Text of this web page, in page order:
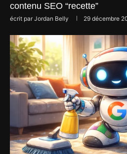
contenu SEO “recette”
écrit parJordan Belly 29 décembre